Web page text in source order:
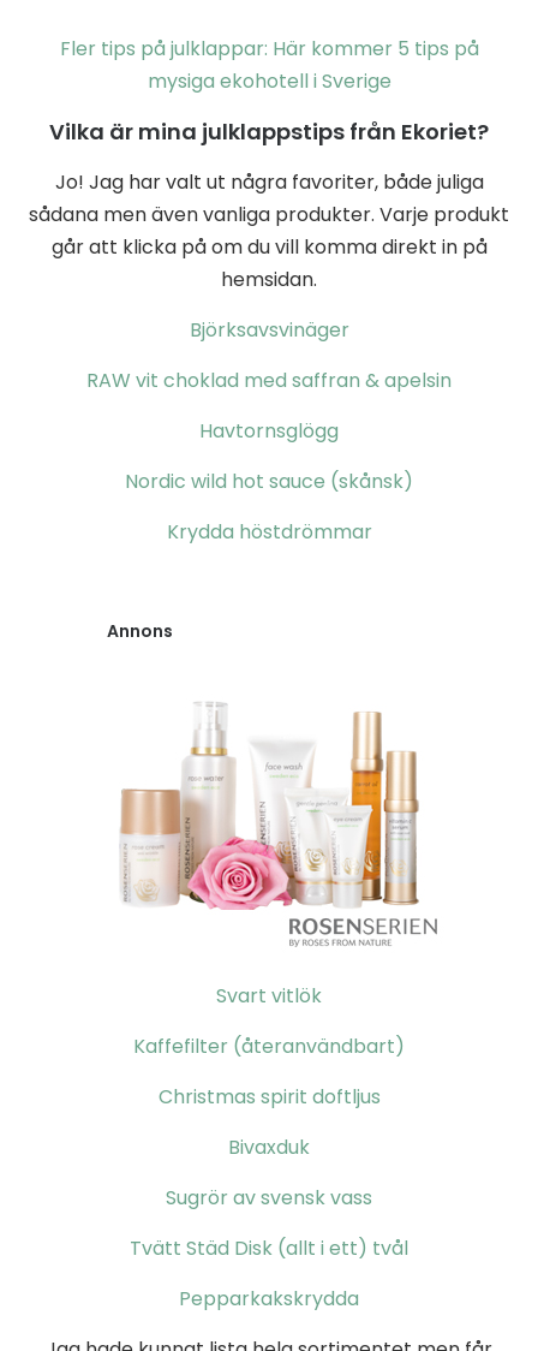
Fler tips på julklappar: Här kommer 5 tips på
mysiga ekohotell i Sverige
Vilka är mina julklappstips från Ekoriet?
Jo! Jag har valt ut några favoriter, både juliga
sådana men även vanliga produkter. Varje produkt
går att klicka på om du vill komma direkt in på
hemsidan.
Björksavsvinäger
RAW vit choklad med saffran & apelsin
Havtornsglögg
Nordic wild hot sauce (skånsk)
Krydda höstdrömmar
Annons
Svart vitlök
Kaffefilter (återanvändbart)
Christmas spirit doftljus
Bivaxduk
Sugrör av svensk vass
Tvätt Städ Disk (allt i ett) tvål
Pepparkakskrydda